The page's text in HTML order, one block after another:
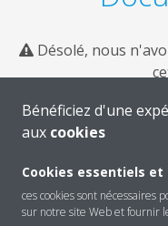
Désolé, nous
Bénéficiez d'une
aux cookies
Cookies essentiels
ces cookies sont
sur notre site Web et fournir